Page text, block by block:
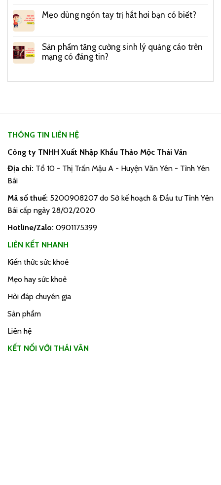
Mẹo dùng ngón tay trị hắt hơi bạn có biết?
Sản phẩm tăng cường sinh lý quảng cáo trên
mạng có đáng tin?
THÔNG TIN LIÊN HỆ
Công ty TNHH Xuất Nhập Khẩu Thảo Mộc Thái Vân
Địa chỉ: Tổ 10 - Thị Trấn Mậu A - Huyện Văn Yên - Tỉnh Yên
Bái
Mã số thuế: 5200908207 do Sở kế hoạch & Đầu tư Tỉnh Yên
Bái cấp ngày 28/02/2020
Hotline/Zalo: 0901175399
LIÊN KẾT NHANH
Kiến thức sức khoẻ
Mẹo hay sức khoẻ
Hỏi đáp chuyên gia
Sản phẩm
Liên hệ
KẾT NỐI VỚI THÁI VÂN